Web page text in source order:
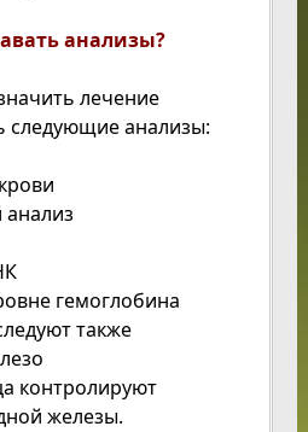
анализы?
лечение
следующие анализы:
гемоглобина
также
контролируют
железы.